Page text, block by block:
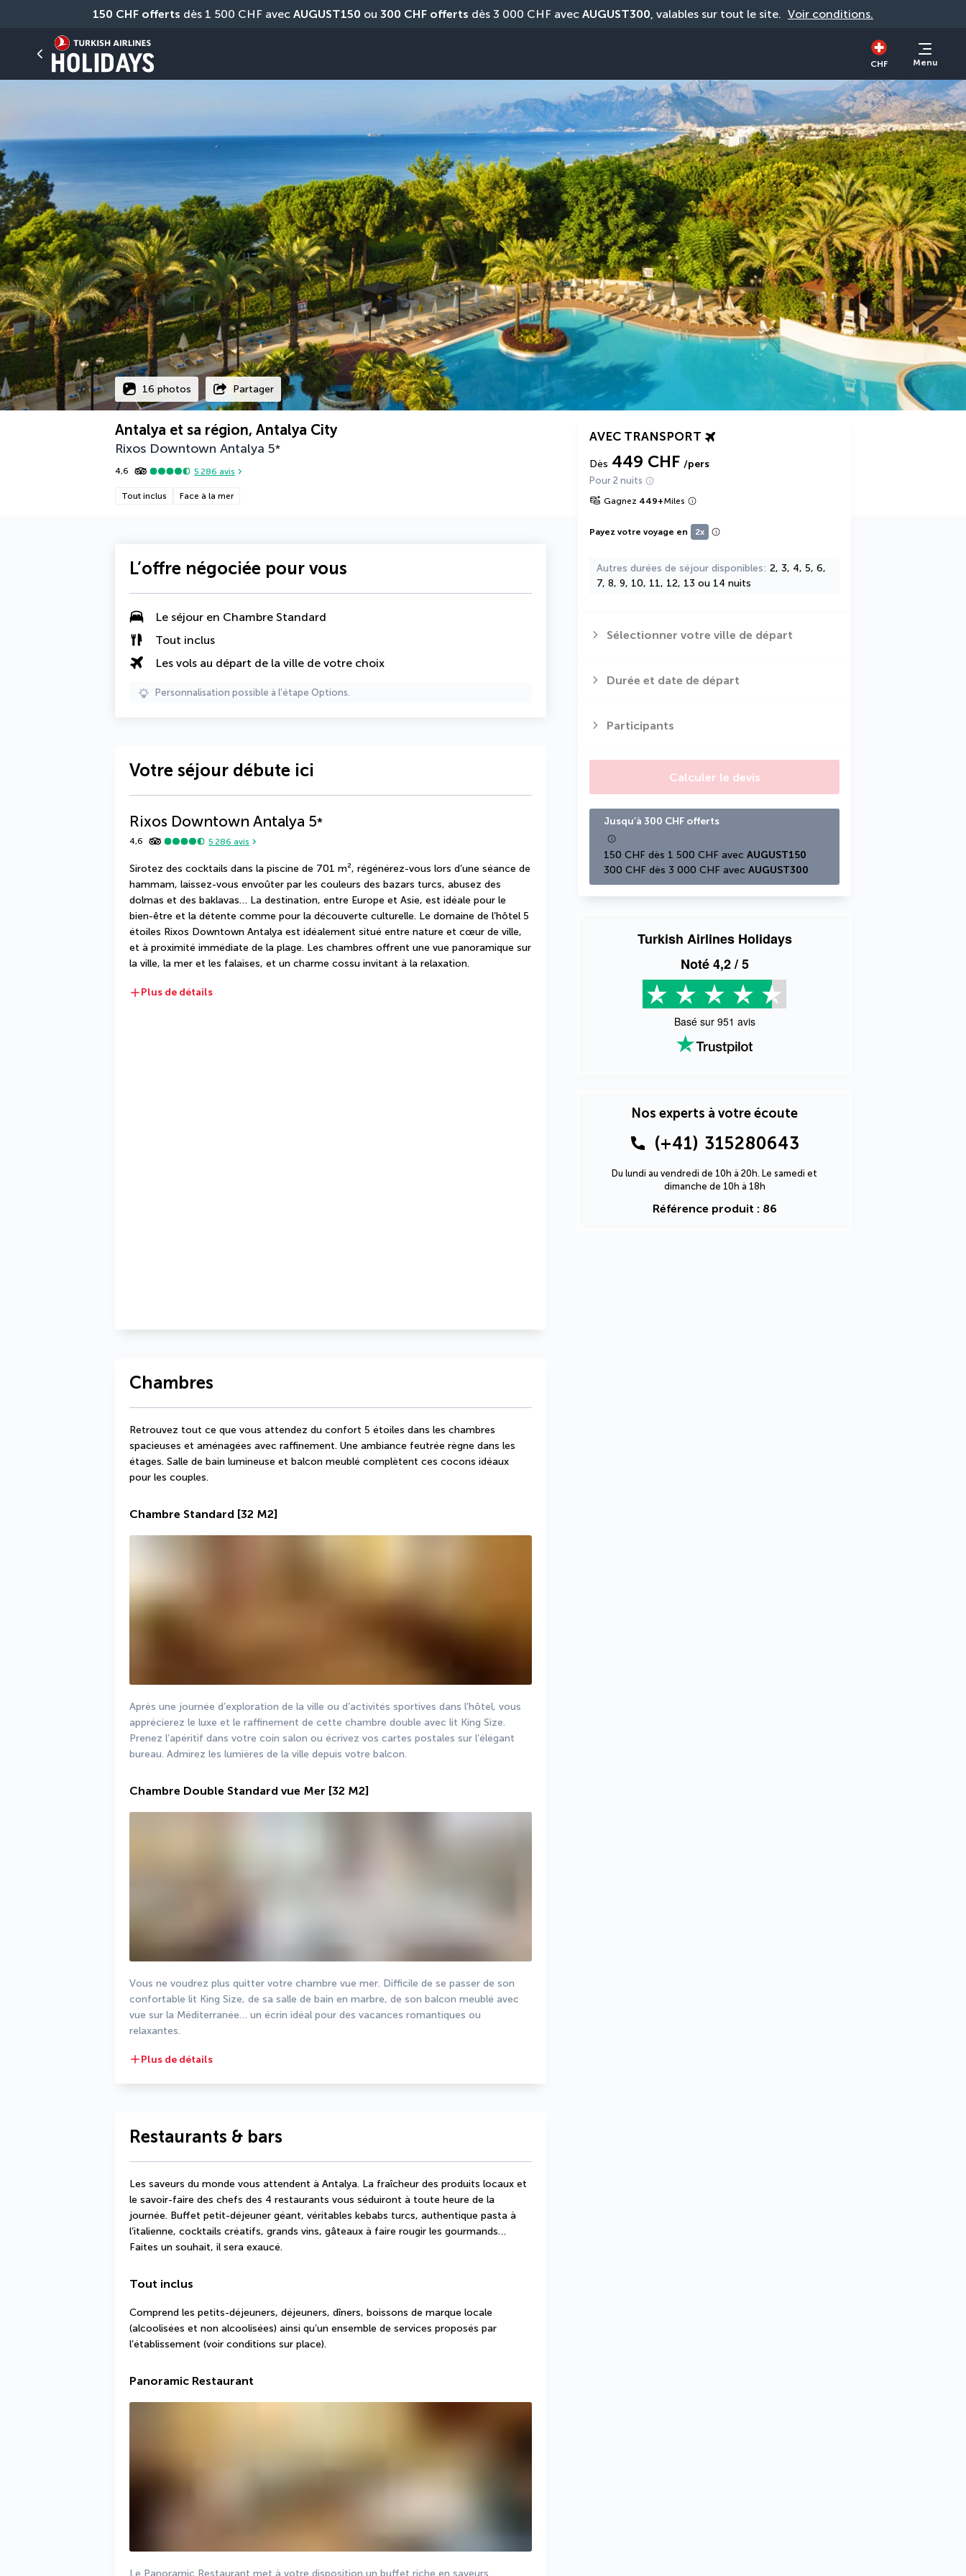
150 CHF offerts dès 1 500 CHF avec AUGUST150 ou 300 CHF offerts dès 3 000 CHF avec AUGUST300, valables sur tout le site. Voir conditions.
CHF Menu
16 photos Partager
Antalya et sa région, Antalya City
Rixos Downtown Antalya 5*
4,6 5 286 avis
Tout inclus Face à la mer
AVEC TRANSPORT
Dès 449 CHF /pers
Pour 2 nuits
Gagnez 449+Miles
Payez votre voyage en 2x
Autres durées de séjour disponibles 2, 3, 4, 5, 6,
7, 8, 9, 10, 11, 12, 13 ou 14 nuits
Sélectionner votre ville de départ
Durée et date de départ
Participants
Calculer le devis
Jusqu’à 300 CHF offerts
150 CHF dès 1 500 CHF avec AUGUST150
300 CHF dès 3 000 CHF avec AUGUST300
Turkish Airlines Holidays
Noté4,2/ 5
Basé sur 951 avis
Nos experts à votre écoute
(+41) 315280643
Du lundi au vendredi de 10h à 20h. Le samedi et
dimanche de 10h à 18h
Référence produit : 86
L’offre négociée pour vous
Le séjour en Chambre Standard
Tout inclus
Les vols au départ de la ville de votre choix
Personnalisation possible à l’étape Options.
Votre séjour débute ici
Rixos Downtown Antalya 5*
4,6 5 286 avis
Sirotez des cocktails dans la piscine de 701 m², régénérez-vous lors d’une séance de
hammam, laissez-vous envoûter par les couleurs des bazars turcs, abusez des
dolmas et des baklavas… La destination, entre Europe et Asie, est idéale pour le
bien-être et la détente comme pour la découverte culturelle. Le domaine de l’hôtel 5
étoiles Rixos Downtown Antalya est idéalement situé entre nature et cœur de ville,
et à proximité immédiate de la plage. Les chambres offrent une vue panoramique sur
la ville, la mer et les falaises, et un charme cossu invitant à la relaxation.
Plus de détails
Chambres
Retrouvez tout ce que vous attendez du confort 5 étoiles dans les chambres
spacieuses et aménagées avec raffinement. Une ambiance feutrée règne dans les
étages. Salle de bain lumineuse et balcon meublé complètent ces cocons idéaux
pour les couples.
Chambre Standard [32 M2]
Après une journée d’exploration de la ville ou d’activités sportives dans l’hôtel, vous
apprécierez le luxe et le raffinement de cette chambre double avec lit King Size.
Prenez l’apéritif dans votre coin salon ou écrivez vos cartes postales sur l’élégant
bureau. Admirez les lumières de la ville depuis votre balcon.
Chambre Double Standard vue Mer [32 M2]
Vous ne voudrez plus quitter votre chambre vue mer. Difficile de se passer de son
confortable lit King Size, de sa salle de bain en marbre, de son balcon meublé avec
vue sur la Méditerranée… un écrin idéal pour des vacances romantiques ou
relaxantes.
Plus de détails
Restaurants & bars
Les saveurs du monde vous attendent à Antalya. La fraîcheur des produits locaux et
le savoir-faire des chefs des 4 restaurants vous séduiront à toute heure de la
journée. Buffet petit-déjeuner géant, véritables kebabs turcs, authentique pasta à
l’italienne, cocktails créatifs, grands vins, gâteaux à faire rougir les gourmands…
Faites un souhait, il sera exaucé.
Tout inclus
Comprend les petits-déjeuners, déjeuners, dîners, boissons de marque locale
(alcoolisées et non alcoolisées) ainsi qu’un ensemble de services proposés par
l’établissement (voir conditions sur place).
Panoramic Restaurant
Le Panoramic Restaurant met à votre disposition un buffet riche en saveurs